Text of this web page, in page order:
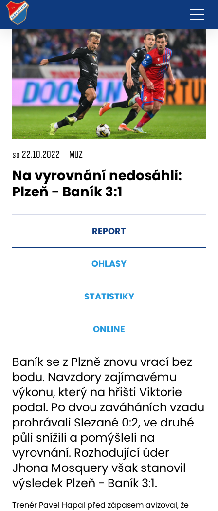
so 22.10.2022 MUZ
Na vyrovnání nedosáhli:
Plzeň - Baník 3:1
REPORT
OHLASY
STATISTIKY
ONLINE
Baník se z Plzně znovu vrací bez
bodu. Navzdory zajímavému
výkonu, který na hřišti Viktorie
podal. Po dvou zaváháních vzadu
prohrávali Slezané 0:2, ve druhé
půli snížili a pomýšleli na
vyrovnání. Rozhodující úder
Jhona Mosquery však stanovil
výsledek Plzeň - Baník 3:1.
Trenér Pavel Hapal před zápasem avizoval, že